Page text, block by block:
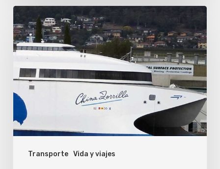
Transporte Vida y viajes
El
China
Zorrilla,
ferry
eléctrico
más
grande
del
mundo,